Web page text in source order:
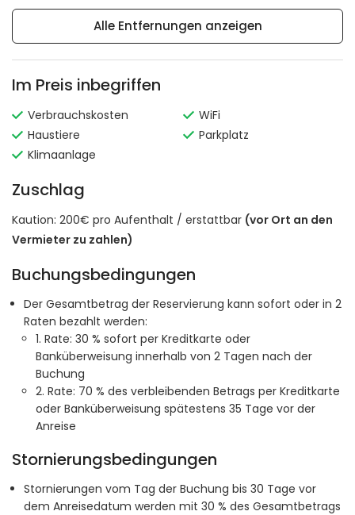
Alle Entfernungen anzeigen
Im Preis inbegriffen
Verbrauchskosten
Haustiere
Klimaanlage
WiFi
Parkplatz
Zuschlag
Kaution: 200€ pro Aufenthalt / erstattbar (vor Ort an den
Vermieter zu zahlen)
Buchungsbedingungen
Der Gesamtbetrag der Reservierung kann sofort oder in 2
Raten bezahlt werden:
1. Rate: 30 % sofort per Kreditkarte oder
Banküberweisung innerhalb von 2 Tagen nach der
Buchung
2. Rate: 70 % des verbleibenden Betrags per Kreditkarte
oder Banküberweisung spätestens 35 Tage vor der
Anreise
Stornierungsbedingungen
Stornierungen vom Tag der Buchung bis 30 Tage vor
dem Anreisedatum werden mit 30 % des Gesamtbetrags